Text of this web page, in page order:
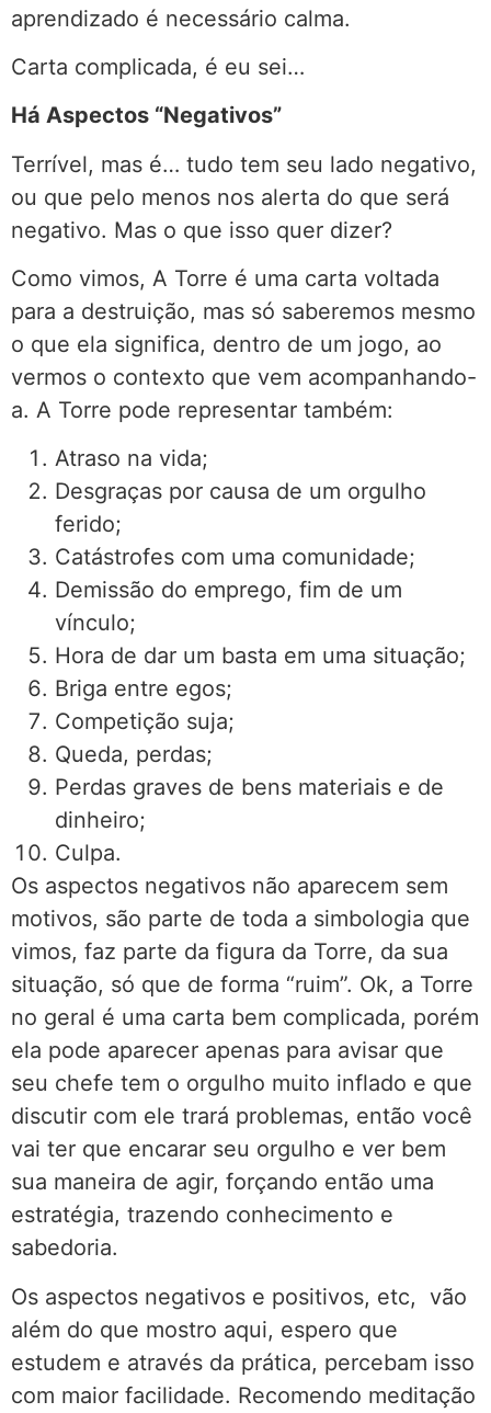
aprendizado é necessário calma.
Carta complicada, é eu sei…
Há Aspectos “Negativos”
Terrível, mas é… tudo tem seu lado negativo,
ou que pelo menos nos alerta do que será
negativo. Mas o que isso quer dizer?
Como vimos, A Torre é uma carta voltada
para a destruição, mas só saberemos mesmo
o que ela significa, dentro de um jogo, ao
vermos o contexto que vem acompanhando-
a. A Torre pode representar também:
Atraso na vida;
Desgraças por causa de um orgulho
ferido;
Catástrofes com uma comunidade;
Demissão do emprego, fim de um
vínculo;
Hora de dar um basta em uma situação;
Briga entre egos;
Competição suja;
Queda, perdas;
Perdas graves de bens materiais e de
dinheiro;
Culpa.
Os aspectos negativos não aparecem sem
motivos, são parte de toda a simbologia que
vimos, faz parte da figura da Torre, da sua
situação, só que de forma “ruim”. Ok, a Torre
no geral é uma carta bem complicada, porém
ela pode aparecer apenas para avisar que
seu chefe tem o orgulho muito inflado e que
discutir com ele trará problemas, então você
vai ter que encarar seu orgulho e ver bem
sua maneira de agir, forçando então uma
estratégia, trazendo conhecimento e
sabedoria.
Os aspectos negativos e positivos, etc, vão
além do que mostro aqui, espero que
estudem e através da prática, percebam isso
com maior facilidade. Recomendo meditação